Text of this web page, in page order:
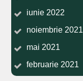
iunie 2022
noiembrie 2021
mai 2021
februarie 2021